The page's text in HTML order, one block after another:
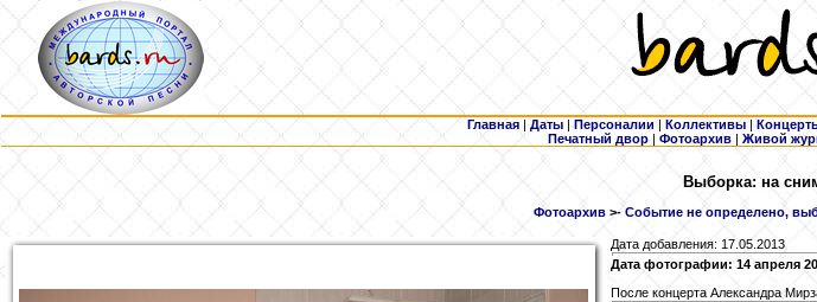
Главная | Даты | Персоналии | Коллективы |
Печатный двор | Фотоархив | Живой
Выборка: на
Фотоархив >- Событие не определено,
Дата добавления: 17.05.2013
Дата фотографии: 14 апреля
После концерта Александра